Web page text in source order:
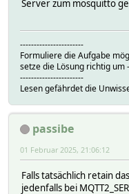
Server zum mosquitto
-----------------------
Formuliere die Aufgabe
setze die Lösung richtig
-----------------------
Lesen gefährdet die
passibe
01 Februar 2025, 21:06:12
Falls tatsächlich retain
jedenfalls bei